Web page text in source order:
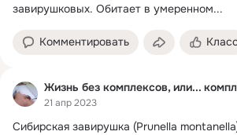
завирушковых. Обитает в умеренном...
Комментировать Класс
Жизнь без комплексов, или...
21 апр 2023
Сибирская завирушка (Prunella